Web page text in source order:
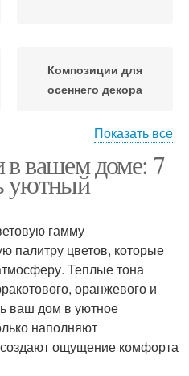
Композиции для
осеннего декора
Осенние ароматы
Осенние текстуры
Осенние украшения
Показать все
в вашем доме: 7
уютный
гамму
палитру цветов, которые
Теплые тона
оранжевого и
ваш дом в уютное
наполняют
ощущение комфорта